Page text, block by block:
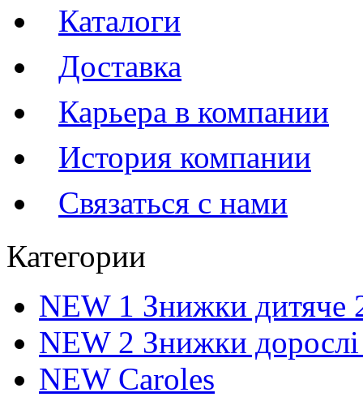
Каталоги
Доставка
Карьера в компании
История компании
Связаться с нами
Категории
NEW 1 Знижки дитяче
NEW 2 Знижки
NEW Caroles